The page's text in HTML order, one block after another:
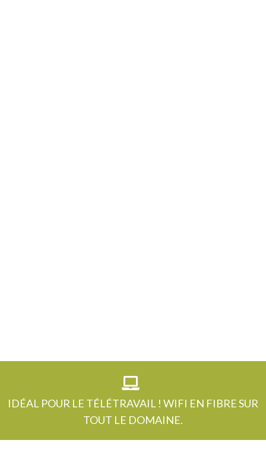
IDÉAL POUR LE TÉLÉTRAVAIL ! WIFI EN FIBRE SUR
TOUT LE DOMAINE.